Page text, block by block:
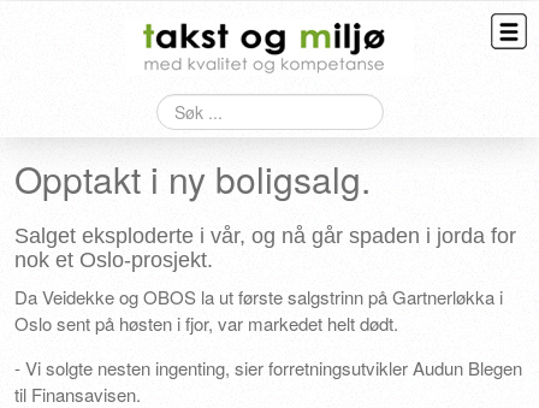
Bygningskontroll
HMS
Kontakt
Søk
Opptakt i ny boligsalg.
Salget eksploderte i vår, og nå går spaden i jorda for
nok et Oslo-prosjekt.
Da Veidekke og OBOS la ut første salgstrinn på Gartnerløkka i
Oslo sent på høsten i fjor, var markedet helt dødt.
- Vi solgte nesten ingenting, sier forretningsutvikler Audun Blegen
til Finansavisen.